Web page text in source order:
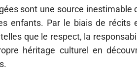
sont une source inestimable
enfants. Par le biais de récits
que le respect, la
héritage culturel en